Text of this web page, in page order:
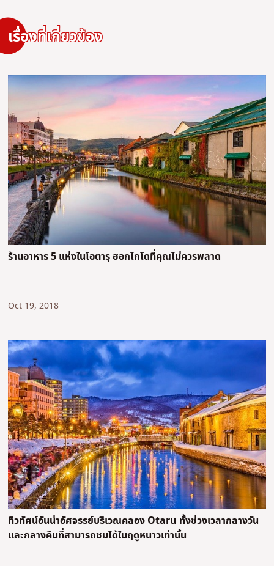
เรื่องที่เกี่ยวข้อง
ร้านอาหาร 5 แห่งในโอตารุ ฮอกไกโดที่คุณไม่ควรพลาด
Oct 19, 2018
ทิวทัศน์อันน่าอัศจรรย์บริเวณคลอง Otaru ทั้งช่วงเวลากลางวัน
และกลางคืนที่สามารถชมได้ในฤดูหนาวเท่านั้น